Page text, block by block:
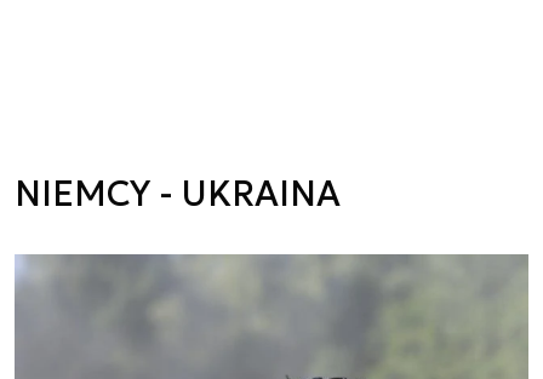
NIEMCY - UKRAINA